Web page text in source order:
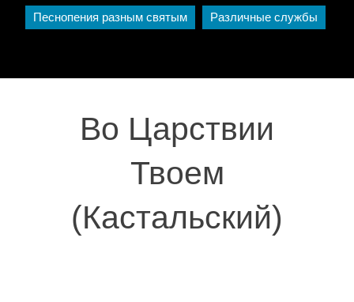
Песнопения разным святым Различные службы
Во Царствии
Твоем
(Кастальский)